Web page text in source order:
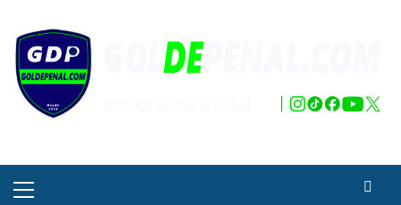
contenido
principal